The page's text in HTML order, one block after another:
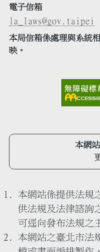
電子信箱
la_laws@gov.taipei
本局信箱係處理與系統
映。
本網
本網站係提供法規
供法規及法律諮詢
可逕向發布法規之
本網站之臺北市法